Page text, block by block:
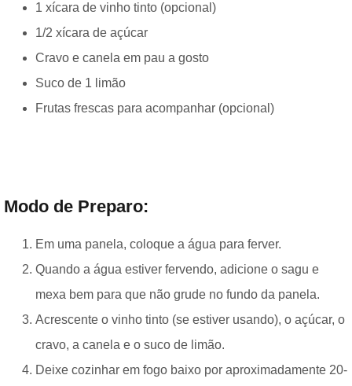
1 xícara de vinho tinto (opcional)
1/2 xícara de açúcar
Cravo e canela em pau a gosto
Suco de 1 limão
Frutas frescas para acompanhar (opcional)
Modo de Preparo:
Em uma panela, coloque a água para ferver.
Quando a água estiver fervendo, adicione o sagu e
mexa bem para que não grude no fundo da panela.
Acrescente o vinho tinto (se estiver usando), o açúcar, o
cravo, a canela e o suco de limão.
Deixe cozinhar em fogo baixo por aproximadamente 20-